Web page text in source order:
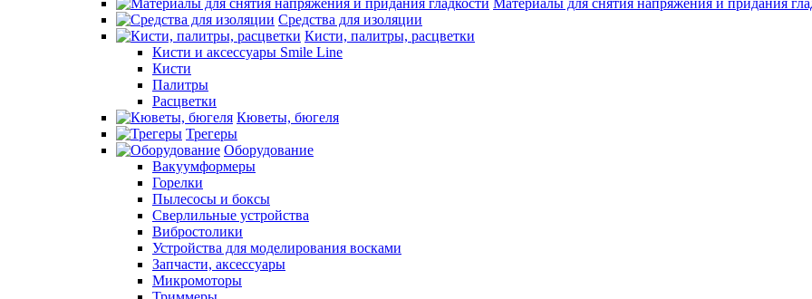
Материалы для снятия напряжения и придания
Средства для изоляции
Кисти, палитры, расцветки
Кисти и аксессуары Smile Line
Кисти
Палитры
Расцветки
Кюветы, бюгеля
Трегеры
Оборудование
Вакуумформеры
Горелки
Пылесосы и боксы
Сверлильные устройства
Вибростолики
Устройства для моделирования восками
Запчасти, аксессуары
Микромоторы